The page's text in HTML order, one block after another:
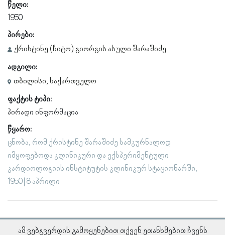
წელი:
1950
პირები:
ქრისტინე (ჩიტო) გიორგის ასული შარაშიძე
ადგილი:
თბილისი, საქართველო
ფაქტის ტიპი:
პირადი ინფორმაცია
წყარო:
ცნობა, რომ ქრისტინე შარაშიძე სამკურნალოდ
იმყოფებოდა კლინიკური და ექსპერიმენტული
კარდიოლოგიის ინსტიტუტის კლინიკურ სტაციონარში,
1950 | 8 აპრილი
ამ ვებგვერდის გამოყენებით თქვენ ეთანხმებით ჩვენს